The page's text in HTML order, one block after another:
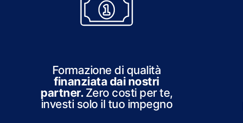
Formazione di qualità
finanziata dai nostri
partner. Zero costi per te,
investi solo il tuo impegno